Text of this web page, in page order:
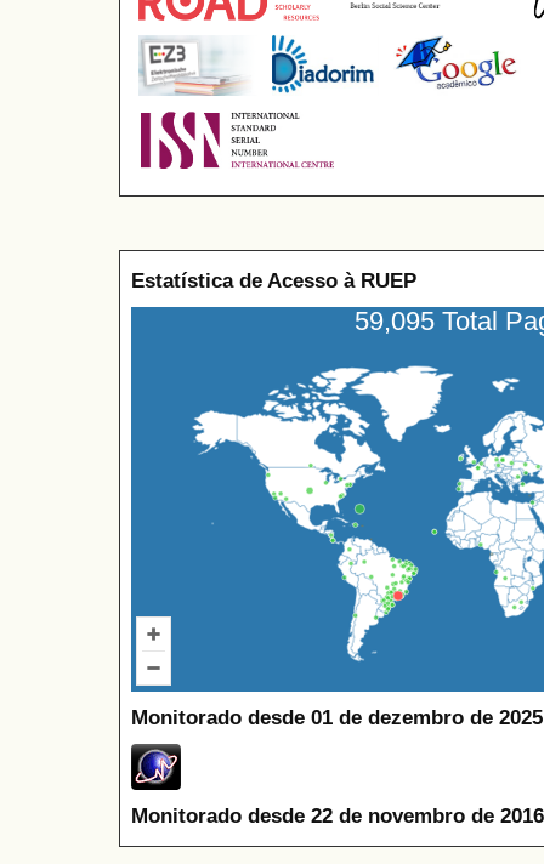
Estatística de Acesso à RUEP
59,095 Total
Monitorado desde 01 de dezembro de
Monitorado desde 22 de novembro de